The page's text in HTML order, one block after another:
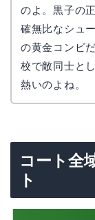
のよ。黒子の
確無比なシュ
の黄金コンビ
校で敵同士と
熱いのよね。
コート全
ト